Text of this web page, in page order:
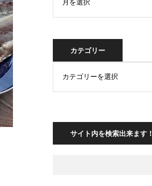
カテゴリー
サイト内を検索出来ます！